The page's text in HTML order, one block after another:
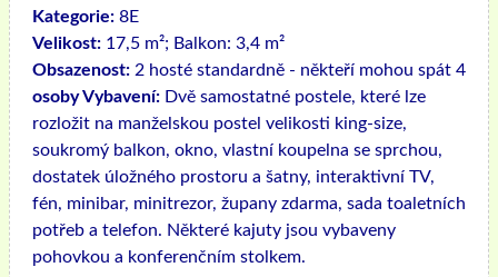
Kategorie: 8E
Velikost: 17,5 m²; Balkon: 3,4 m²
Obsazenost: 2 hosté standardně - někteří mohou spát 4
osoby Vybavení: Dvě samostatné postele, které lze
rozložit na manželskou postel velikosti king-size,
soukromý balkon, okno, vlastní koupelna se sprchou,
dostatek úložného prostoru a šatny, interaktivní TV,
fén, minibar, minitrezor, župany zdarma, sada toaletních
potřeb a telefon. Některé kajuty jsou vybaveny
pohovkou a konferenčním stolkem.